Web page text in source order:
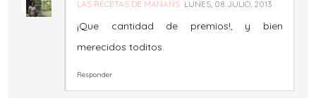
LAS RECETAS DE MANANS LUNES, 08 JULIO, 2013
¡Que cantidad de premios!, y bien
merecidos toditos.
Responder